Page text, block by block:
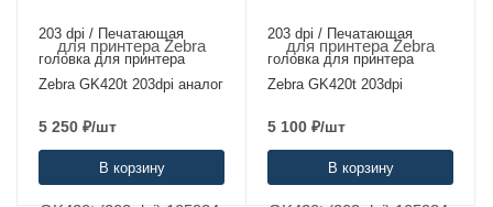
203 dpi / Печатающая
головка для принтера
Zebra GK420t 203dpi аналог
5 250 ₽/шт
В корзину
203 dpi / Печатающая
головка для принтера
Zebra GK420t 203dpi
5 100 ₽/шт
В корзину